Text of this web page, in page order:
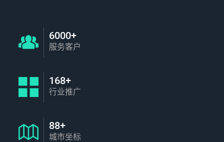
6000+
服务客户
168+
行业推广
88+
城市坐标